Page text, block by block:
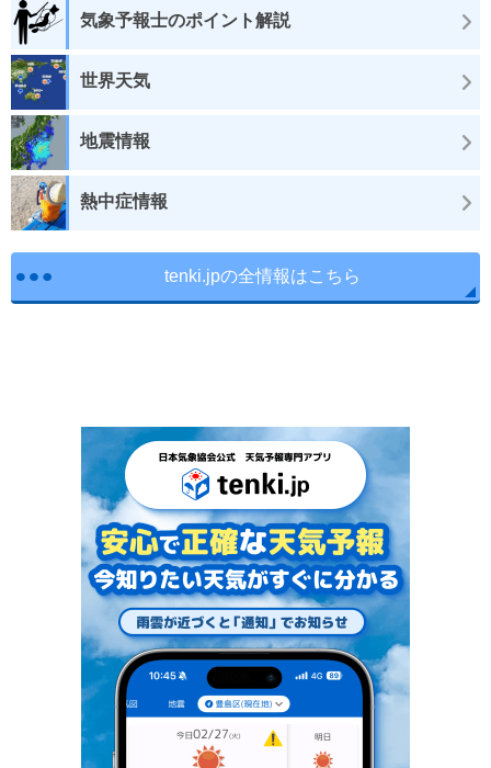
気象予報士のポイント解説
世界天気
地震情報
熱中症情報
tenki.jpの全情報はこちら